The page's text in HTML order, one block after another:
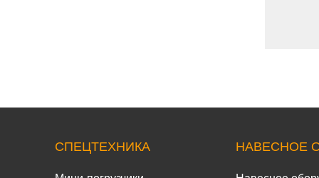
СПЕЦТЕХНИКА НАВЕСНОЕ